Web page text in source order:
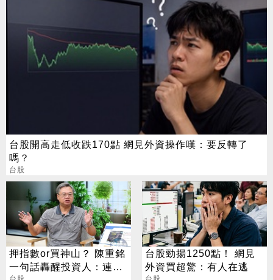
台股開高走低收跌170點 網見外資操作嘆：要反轉了
嗎？
台股
押指數or買神山？ 陳重銘
一句話轟醒投資人：連小
台股勁揚1250點！ 網見
外資買超驚：有人在逃